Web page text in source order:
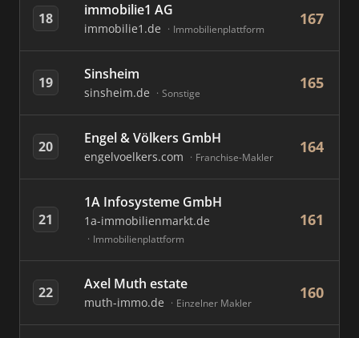
18 immobilie1 AG
immobilie1.de Immobilienplattform
167
19 Sinsheim
sinsheim.de Sonstige
165
20 Engel & Völkers GmbH
engelvoelkers.com Franchise-Makler
164
21
1A Infosysteme GmbH
1a-immobilienmarkt.de
Immobilienplattform
161
22 Axel Muth estate
muth-immo.de Einzelner Makler
160